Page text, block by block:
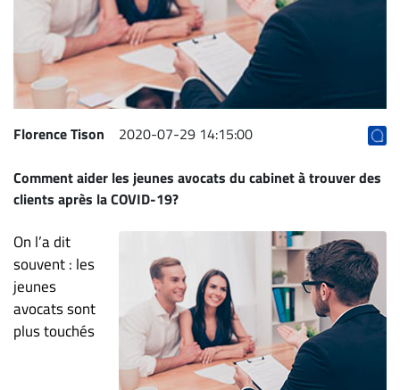
Archives
CARRIÈRE
ET
EMPLOIS
ET
JURISTES
Offres
d'emploi
Formation
Continue
Métiers
Florence Tison 2020-07-29 14:15:00
Comment aider les jeunes avocats du cabinet à trouver des
clients après la COVID-19?
On l’a dit
souvent : les
jeunes
avocats sont
plus touchés